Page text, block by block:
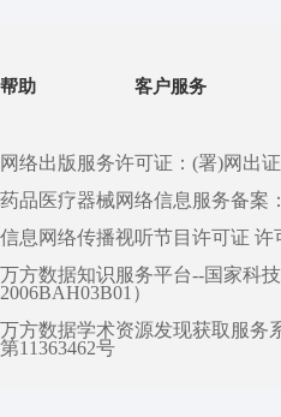
帮助 客户服务
网络出版服务许可证：(署)网出
药品医疗器械网络信息服务备案
信息网络传播视听节目许可证 许
万方数据知识服务平台--国家科
2006BAH03B01）
万方数据学术资源发现获取服务
第11363462号